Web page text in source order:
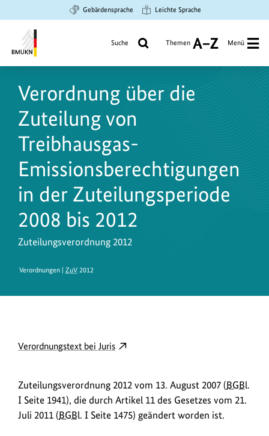
Hauptinhalt
springen
Suche
springen
Hauptnavigation
springen
Gebärdensprache Leichte Sprache
Umwelt,
Naturschutz
und
nukleare
Sicherheit
Suche Themen
A
Z
Menü
Verordnung über die
Zuteilung von
Treibhausgas-
Emissionsberechtigungen
in der Zuteilungsperiode
2008 bis 2012
Zuteilungsverordnung 2012
Verordnungen |ZuV 2012
D
w
n
l
Verordnungstext bei Jurisexterner
in
neuem
Fenster:
Zuteilungsverordnung 2012 vom 13. August 2007 (BGBl.
I Seite 1941), die durch Artikel 11 des Gesetzes vom 21.
Juli 2011 (BGBl. I Seite 1475) geändert worden ist.